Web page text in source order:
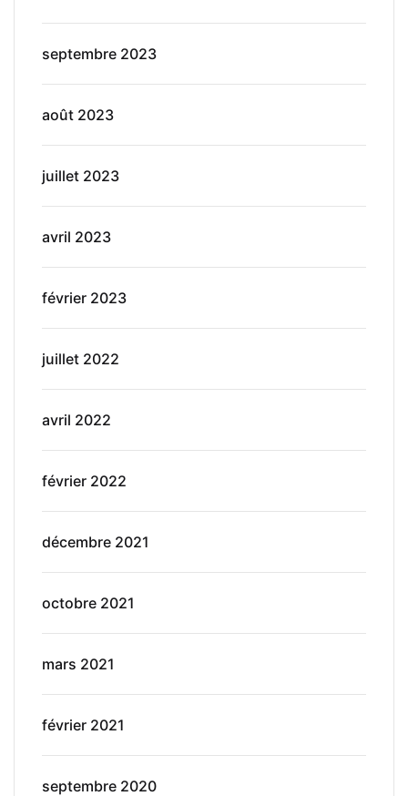
septembre 2023
août 2023
juillet 2023
avril 2023
février 2023
juillet 2022
avril 2022
février 2022
décembre 2021
octobre 2021
mars 2021
février 2021
septembre 2020